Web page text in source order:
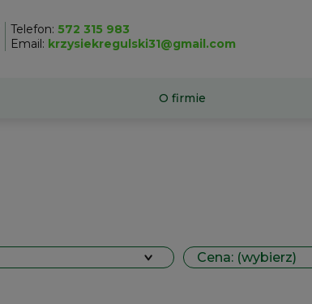
Telefon: 572 315 983
Email: krzysiekregulski31@gmail.com
O firmie
Cena: (wybierz)